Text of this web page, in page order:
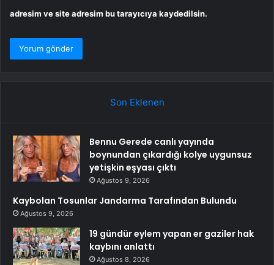
adresim ve site adresim bu tarayıcıya kaydedilsin.
Son Eklenen
Bennu Gerede canlı yayında
boynundan çıkardığı kolye uygunsuz
yetişkin eşyası çıktı
Ağustos 9, 2026
Kaybolan Tosunlar Jandarma Tarafından Bulundu
Ağustos 9, 2026
19 gündür eylem yapan er gaziler hak
kaybını anlattı
Ağustos 8, 2026